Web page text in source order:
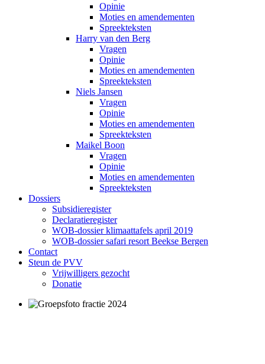
Opinie
Moties en amendementen
Spreekteksten
Harry van den Berg
Vragen
Opinie
Moties en amendementen
Spreekteksten
Niels Jansen
Vragen
Opinie
Moties en amendementen
Spreekteksten
Maikel Boon
Vragen
Opinie
Moties en amendementen
Spreekteksten
Dossiers
Subsidieregister
Declaratieregister
WOB-dossier klimaattafels april 2019
WOB-dossier safari resort Beekse Bergen
Contact
Steun de PVV
Vrijwilligers gezocht
Donatie